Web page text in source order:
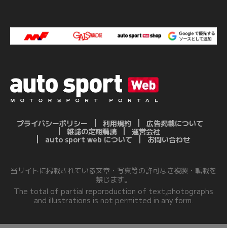
プライバシーポリシー 利用規約
広告掲載について
雑誌の定期購読
運営会社
auto sport web について
お問い合わせ
当サイトに掲載されている文章・写真等の許可なき複製・転載を
禁じます。
The total of partial reporoduction of text,photographs
and illustrations is not permitted in any form.